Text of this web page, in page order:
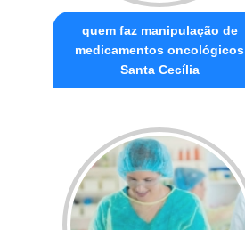
quem faz manipulação de
medicamentos oncológicos
Santa Cecília